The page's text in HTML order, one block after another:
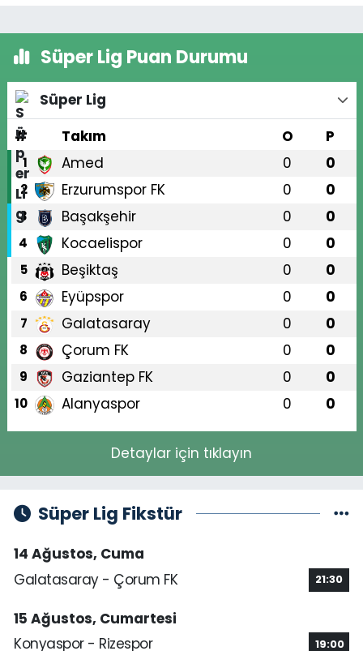
Süper Lig Puan Durumu
Süper Lig
#
Takım O P
1 Amed 0 0
2 Erzurumspor FK 0 0
3 Başakşehir 0 0
4 Kocaelispor 0 0
5 Beşiktaş 0 0
6 Eyüpspor 0 0
7 Galatasaray 0 0
8 Çorum FK 0 0
9 Gaziantep FK 0 0
10 Alanyaspor 0 0
Detaylar için tıklayın
Süper Lig Fikstür
14 Ağustos, Cuma
Galatasaray - Çorum FK
21:30
15 Ağustos, Cumartesi
Konyaspor - Rizespor
19:00